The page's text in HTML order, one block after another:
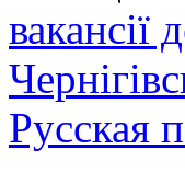
Русская